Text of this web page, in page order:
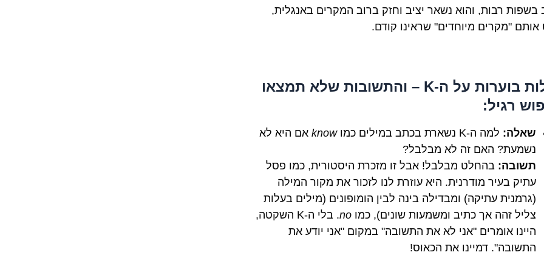
בשפות רבות, והוא נשאר יציב וחזק ברוב המקרים באנגלית,
"מקרים מיוחדים" שראינו קודם.
שאלות בוערות על ה-K – והתשובות שלא תמצאו
רגיל:
שאלה: למה ה-K נשארת בכתב במילים כמו know אם היא לא
נשמעת? האם זה לא מבלבל?
תשובה: בהחלט מבלבל! אבל זו מזכרת היסטורית, כמו פסל
עתיק בעיר מודרנית. היא עוזרת לנו לזכור את מקור המילה
(גרמנית עתיקה) ומבדילה בינה לבין הומופונים (מילים בעלות
צליל זהה אך כתיב ומשמעות שונים), כמוno
. בלי ה-K השקטה,
היינו אומרים "אני לא את התשובה" במקום "אני יודע את
התשובה". דמיינו את הכאוס!